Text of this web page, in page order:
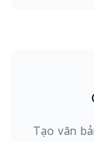
Tạo văn